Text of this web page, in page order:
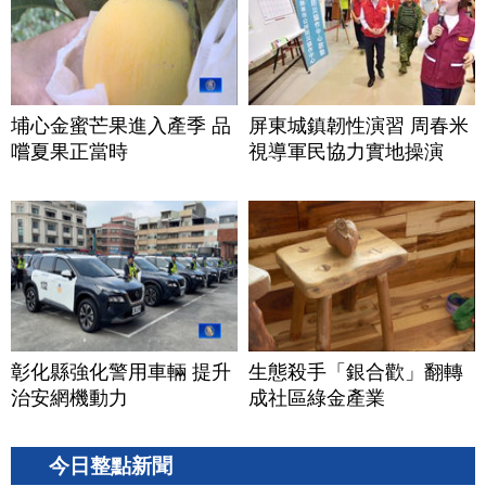
埔心金蜜芒果進入產季 品
嚐夏果正當時
屏東城鎮韌性演習 周春米
視導軍民協力實地操演
彰化縣強化警用車輛 提升
治安網機動力
生態殺手「銀合歡」翻轉
成社區綠金產業
今日整點新聞